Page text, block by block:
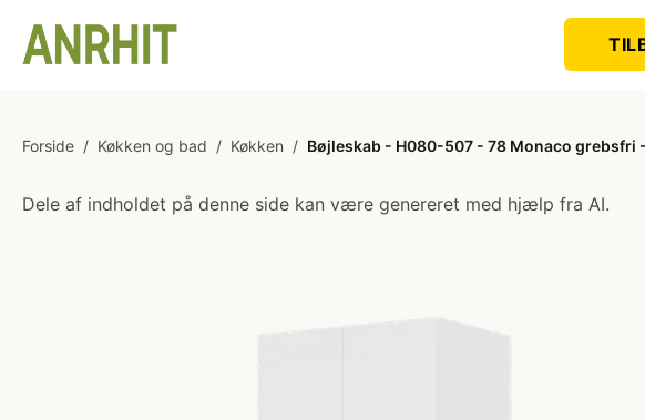
Forside / Køkken og bad / Køkken / Bøjleskab - H080-507 - 78 Monaco grebsfri
Dele af indholdet på denne side kan være genereret med hjælp fra AI.